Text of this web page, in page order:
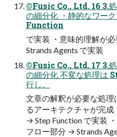
©Fusic Co., Ltd. 16 3.
の細分化 ・静的なワー
Function
で実装 ・意味的理解が
Strands Agents で実装
©Fusic Co., Ltd. 17 3.
の細分化 不変な処理は
行し、
文章の解釈が必要な処理
るアーキテクチャが完
→ Step Function で実装
フロー部分 → Strands